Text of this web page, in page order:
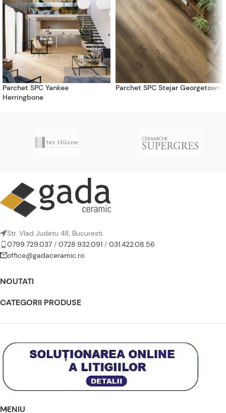
Parchet SPC Yankee
Herringbone
Parchet SPC Stejar Georgetown
Str. Vlad Judetu 48, Bucuresti
0799.729.037 / 0728.932.091 / 031.422.08.56
office@gadaceramic.ro
NOUTATI
CATEGORII PRODUSE
MENIU